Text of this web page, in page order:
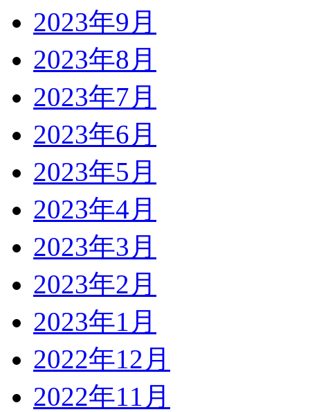
2023年9月
2023年8月
2023年7月
2023年6月
2023年5月
2023年4月
2023年3月
2023年2月
2023年1月
2022年12月
2022年11月